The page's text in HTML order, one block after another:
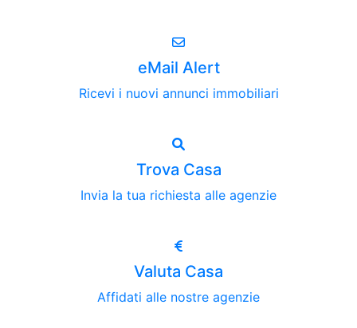
eMail Alert
Ricevi i nuovi annunci immobiliari
Trova Casa
Invia la tua richiesta alle agenzie
Valuta Casa
Affidati alle nostre agenzie